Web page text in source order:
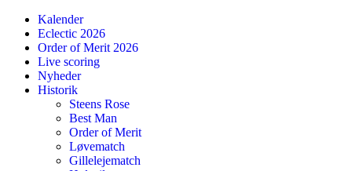
Kalender
Eclectic 2026
Order of Merit 2026
Live scoring
Nyheder
Historik
Steens Rose
Best Man
Order of Merit
Løvematch
Gillelejematch